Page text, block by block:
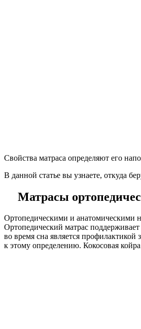
Свойства матраса определяют его
В данной статье вы узнаете, откуда
Матрасы
Ортопедическими и анатомическими
Ортопедический матрас
во время сна является
к этому определению. Кокосовая